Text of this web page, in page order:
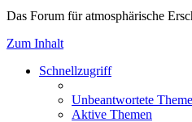
Das Forum für atmosphärische
Zum Inhalt
Schnellzugriff
Unbeantwortete
Aktive Themen